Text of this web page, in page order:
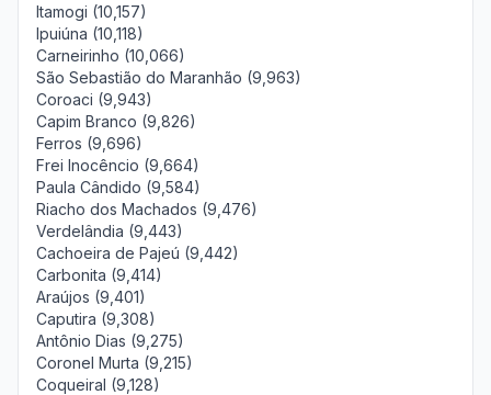
Itamogi (10,157)
Ipuiúna (10,118)
Carneirinho (10,066)
São Sebastião do Maranhão (9,963)
Coroaci (9,943)
Capim Branco (9,826)
Ferros (9,696)
Frei Inocêncio (9,664)
Paula Cândido (9,584)
Riacho dos Machados (9,476)
Verdelândia (9,443)
Cachoeira de Pajeú (9,442)
Carbonita (9,414)
Araújos (9,401)
Caputira (9,308)
Antônio Dias (9,275)
Coronel Murta (9,215)
Coqueiral (9,128)